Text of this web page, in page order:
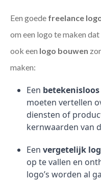
Een goede freelance
om een logo te maken
ook een logo bouwen
maken:
Een
moeten vertellen
diensten of
kernwaarden van
Een vergetelijk
op te vallen en
logo’s worden al